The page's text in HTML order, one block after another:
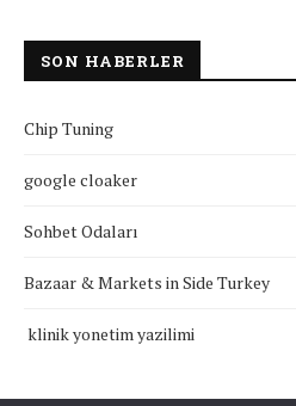
SON HABERLER
Chip Tuning
google cloaker
Sohbet Odaları
Bazaar & Markets in Side Turkey
klinik yonetim yazilimi